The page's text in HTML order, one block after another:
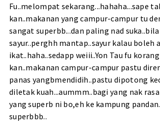
Fu..melompat sekarang...hahaha...sape
kan..makanan yang campur-campur tu
sangat superbb...dan paling nad suka..bila
sayur..perghh mantap..sayur kalau boleh
ikat..haha..sedapp weiii..Yon Tau fu
kan..makanan campur-campur pastu
panas yangbmendidih..pastu dipotong
diletak kuah...aummm..bagi yang nak rasa
yang superb ni bo,eh ke kampung
superbbb..